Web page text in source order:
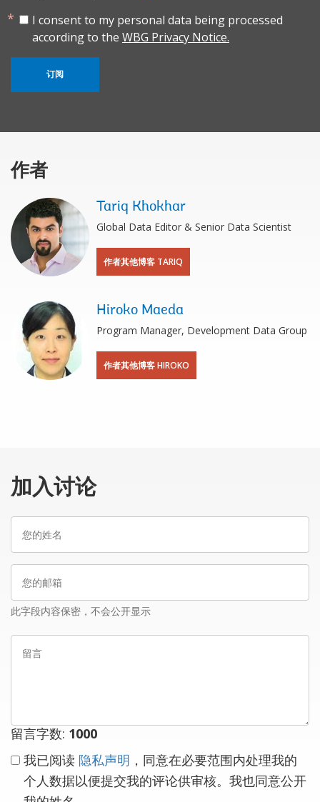
I consent to my personal data being processed
according to the WBG Privacy Notice.
订阅
作者
Tariq Khokhar
Global Data Editor & Senior Data Scientist
作者其他博客 TARIQ
Hiroko Maeda
Program Manager, Development Data Group
作者其他博客 HIROKO
加入讨论
邮
此字段内容保密，不会公开显示
留言字数: 1000
我已阅读 隐私声明 ，同意在必要范围内处理我的
个人数据以便提交我的评论供审核。我也同意公开